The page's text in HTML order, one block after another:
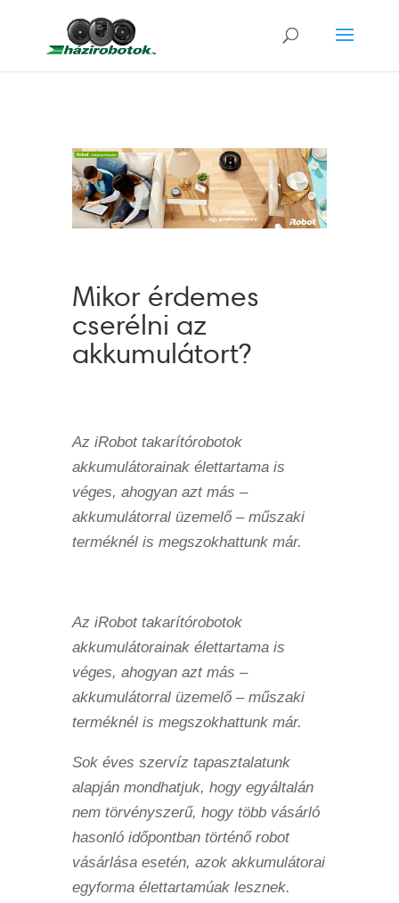
Mikor érdemes
cserélni az
akkumulátort?
Az iRobot takarítórobotok
akkumulátorainak élettartama is
véges, ahogyan azt más –
akkumulátorral üzemelő – műszaki
terméknél is megszokhattunk már.
Az iRobot takarítórobotok
akkumulátorainak élettartama is
véges, ahogyan azt más –
akkumulátorral üzemelő – műszaki
terméknél is megszokhattunk már.
Sok éves szervíz tapasztalatunk
alapján mondhatjuk, hogy egyáltalán
nem törvényszerű, hogy több vásárló
hasonló időpontban történő robot
vásárlása esetén, azok akkumulátorai
egyforma élettartamúak lesznek.